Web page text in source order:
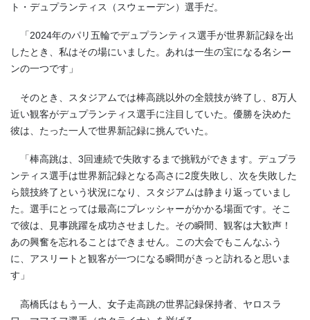
ト・デュプランティス（スウェーデン）選手だ。
「2024年のパリ五輪でデュプランティス選手が世界新記録を出
したとき、私はその場にいました。あれは一生の宝になる名シー
ンの一つです」
そのとき、スタジアムでは棒高跳以外の全競技が終了し、8万人
近い観客がデュプランティス選手に注目していた。優勝を決めた
彼は、たった一人で世界新記録に挑んでいた。
「棒高跳は、3回連続で失敗するまで挑戦ができます。デュプラ
ンティス選手は世界新記録となる高さに2度失敗し、次を失敗した
ら競技終了という状況になり、スタジアムは静まり返っていまし
た。選手にとっては最高にプレッシャーがかかる場面です。そこ
で彼は、見事跳躍を成功させました。その瞬間、観客は大歓声！
あの興奮を忘れることはできません。この大会でもこんなふう
に、アスリートと観客が一つになる瞬間がきっと訪れると思いま
す」
高橋氏はもう一人、女子走高跳の世界記録保持者、ヤロスラ